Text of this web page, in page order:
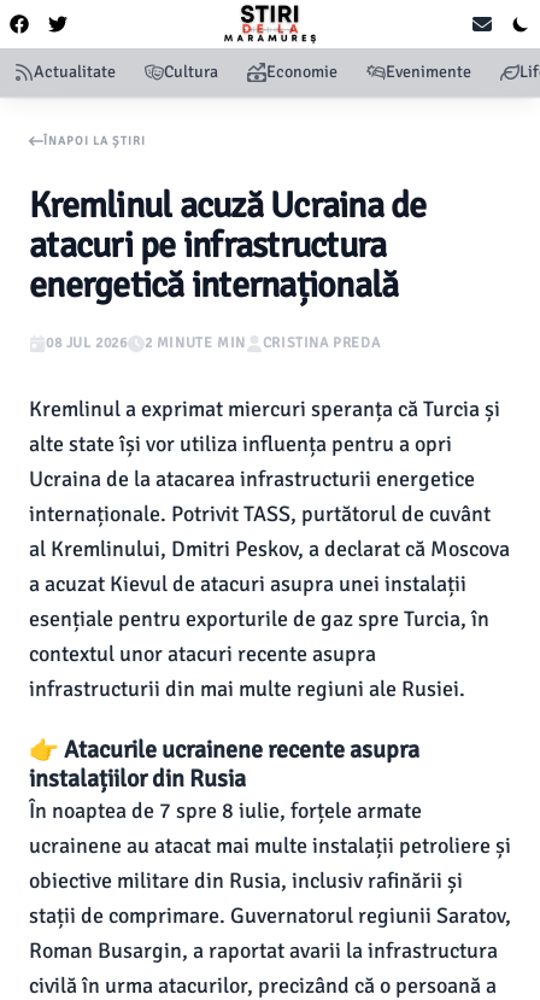
Actualitate Cultura Economie Evenimente
ÎNAPOI LA ȘTIRI
Kremlinul acuză Ucraina de
atacuri pe infrastructura
energetică internațională
08 JUL 2026 2 MINUTE MIN CRISTINA PREDA
Kremlinul a exprimat miercuri speranța că Turcia și
alte state își vor utiliza influența pentru a opri
Ucraina de la atacarea infrastructurii energetice
internaționale. Potrivit TASS, purtătorul de cuvânt
al Kremlinului, Dmitri Peskov, a declarat că Moscova
a acuzat Kievul de atacuri asupra unei instalații
esențiale pentru exporturile de gaz spre Turcia, în
contextul unor atacuri recente asupra
infrastructurii din mai multe regiuni ale Rusiei.
👉 Atacurile ucrainene recente asupra
instalațiilor din Rusia
În noaptea de 7 spre 8 iulie, forțele armate
ucrainene au atacat mai multe instalații petroliere și
obiective militare din Rusia, inclusiv rafinării și
stații de comprimare. Guvernatorul regiunii Saratov,
Roman Busargin, a raportat avarii la infrastructura
civilă în urma atacurilor, precizând că o persoană a